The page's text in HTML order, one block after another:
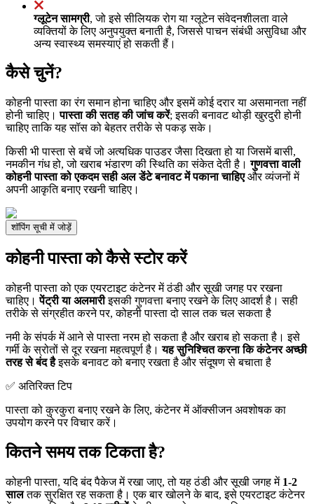
ग्लूटेन सामग्री, जो इसे सीलियक रोग या ग्लूटेन संवेदनशीलता वाले
व्यक्तियों के लिए अनुपयुक्त बनाती है, जिससे पाचन संबंधी असुविधा और
अन्य स्वास्थ्य समस्याएं हो सकती हैं।
कैसे चुनें?
कोहनी पास्ता का रंग समान होना चाहिए और इसमें कोई दरार या असमानता नहीं
होनी चाहिए।पास्ता की सतह की जांच करें; इसकी बनावट थोड़ी खुरदुरी होनी
चाहिए ताकि यह सॉस को बेहतर तरीके से पकड़ सके।
किसी भी पास्ता से बचें जो अत्यधिक पाउडर जैसा दिखता हो या जिसमें बासी,
नमकीन गंध हो, जो खराब भंडारण की स्थिति का संकेत देती है।गुणवत्ता वाली
कोहनी पास्ता को एकदम सही अल डेंटे बनावट में पकाना चाहिएऔर व्यंजनों में
अपनी आकृति बनाए रखनी चाहिए।
शॉपिंग सूची में जोड़ें
कोहनी पास्ता को कैसे स्टोर करें
कोहनी पास्ता को एक एयरटाइट कंटेनर में ठंडी और सूखी जगह पर रखना
चाहिए।पेंट्री या अलमारीइसकी गुणवत्ता बनाए रखने के लिए आदर्श है। सही
तरीके से संग्रहीत करने पर, कोहनी पास्ता दो साल तक चल सकता है
नमी के संपर्क में आने से पास्ता नरम हो सकता है और खराब हो सकता है। इसे
गर्मी के स्रोतों से दूर रखना महत्वपूर्ण है।यह सुनिश्चित करना कि कंटेनर अच्छी
तरह से बंद हैइसके बनावट को बनाए रखता है और संदूषण से बचाता है
✅ अतिरिक्त टिप
पास्ता को कुरकुरा बनाए रखने के लिए, कंटेनर में ऑक्सीजन अवशोषक का
उपयोग करने पर विचार करें।
कितने समय तक टिकता है?
कोहनी पास्ता, यदि बंद पैकेज में रखा जाए, तो यह ठंडी और सूखी जगह में 1-2
सालतक सुरक्षित रह सकता है। एक बार खोलने के बाद, इसे एयरटाइट कंटेनर